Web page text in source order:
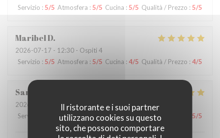
Il ristorante e i suoi partner
utilizzano cookies su questo
sito, che possono comportare
Servizio : 5/5 Atmosfera : 5/5 Cucina : 5/5 Qualità / Prezzo : 5/5
MaribelD
2026-07-17 - 12:30 - Ospiti 4
Servizio : 5/5 Atmosfera : 5/5 Cucina : 4/5 Qualità / Prezzo : 4/5
Sarah
2026-07-11
- 20:45 - Ospiti 2
Servizio
Atmosfera:5 /5 Cucina :5/5 Qualità / Prezzo 5/5